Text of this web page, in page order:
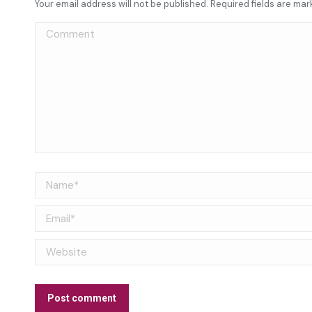
Your email address will not be published. Required fields are
Comment
Name *
Email *
Website
Post comment